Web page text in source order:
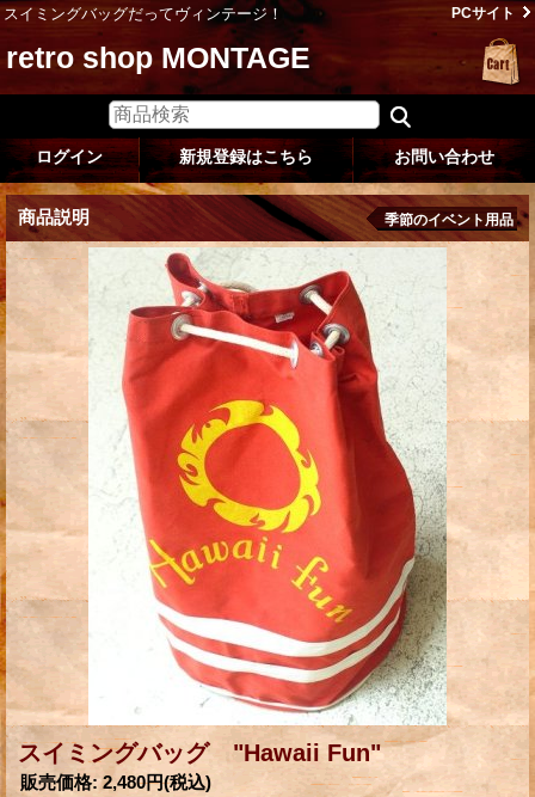
スイミングバッグだってヴィンテージ！ PCサイト
retro shop MONTAGE
ログイン 新規登録はこちら お問い合わせ
商品説明 季節のイベント用品
スイミングバッグ "Hawaii Fun"
販売価格: 2,480円(税込)